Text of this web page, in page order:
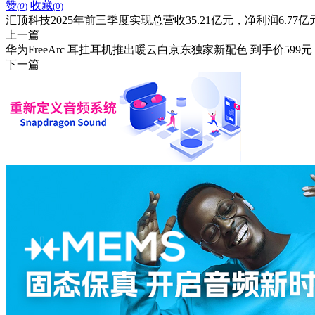
赞(0) 收藏(0)
汇顶科技2025年前三季度实现总营收35.21亿元，净利润6.77亿
上一篇
华为FreeArc 耳挂耳机推出暖云白京东独家新配色 到手价599元
下一篇